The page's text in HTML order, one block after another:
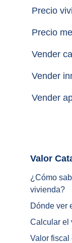
¿ Cómo
vivienda?
Dónde ver
Calcular el
Valor fiscal
Precio
Precio
Vender
Vender
Vender